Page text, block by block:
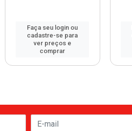
Faça seu login ou
cadastre-se para
ver preços e
comprar